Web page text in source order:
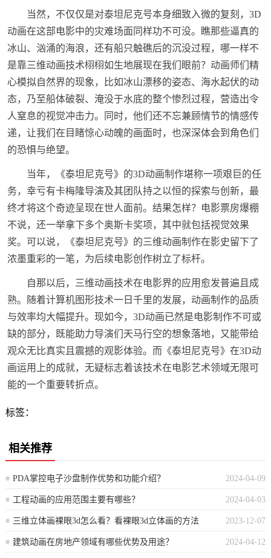
当然，不仅仅是对泰坦尼克号本身细致入微的复刻，3D
动画在这部电影中的灾难场面同样功不可没。瞧那些逼真的
冰山、汹涌的海浪，还有船只触礁后的沉没过程，哪一样不
是靠三维动画技术栩栩如生地展现在我们眼前？动画师们精
心模拟自然界的现象，比如冰山漂移的姿态、海水起伏的动
态，乃至船体破裂、淹没于水底的整个惨烈过程，营造出令
人窒息的视觉冲击力。同时，他们还不忘兼顾情节的情感传
递，让我们在目睹惊心动魄的画面时，也深深体会到角色们
的恐惧与绝望。
当年，《泰坦尼克号》的3D动画制作堪称一项艰巨的任
务，幸亏有卡梅隆导演及其团队持之以恒的探索与创新，最
终才将这个奇迹呈现在世人面前。结果怎样？电影票房爆棚
不说，还一举拿下多个奥斯卡奖项，其中就包括视觉效果
奖。可以说，《泰坦尼克号》的三维动画制作在影史留下了
浓墨重彩的一笔，为后续电影创作树立了标杆。
自那以后，三维动画技术在电影界的应用愈发普遍且成
熟。随着计算机图形技术一日千里的发展，动画制作的品质
与效率均大幅提升。现如今，3D动画已然是电影制作不可或
缺的部分，既能助力导演们天马行空的想象落地，又能带给
观众无比真实且震撼的观影体验。而《泰坦尼克号》在3D动
画运用上的成就，无疑标志着该技术在电影艺术领域无限可
能的一个重要转折点。
标签：
相关推荐
2024-04-09
PDA掌控电子沙盘制作优势和功能介绍？
2024-04-03
工程动画的应用范围主要有哪些？
2023-12-07
三维立体画裸眼3d怎么看？看裸眼3d立体画的方法
2024-04-12
建筑动画在房地产领域有哪些优势及用途？